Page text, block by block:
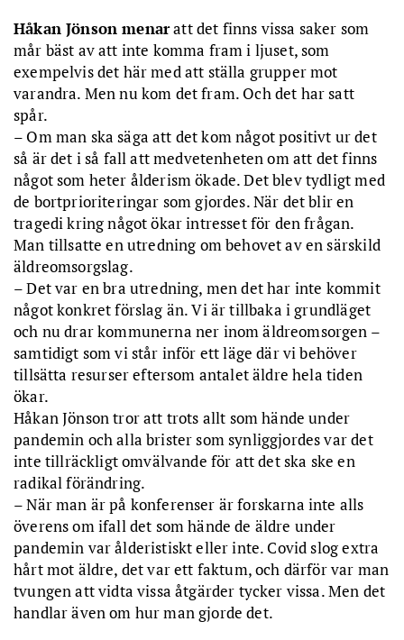
Håkan Jönson menaratt det finns vissa saker som
mår bäst av att inte komma fram i ljuset, som
exempelvis det här med att ställa grupper mot
varandra. Men nu kom det fram. Och det har satt
spår.
– Om man ska säga att det kom något positivt ur det
så är det i så fall att medvetenheten om att det finns
något som heter ålderism ökade. Det blev tydligt med
de bortprioriteringar som gjordes. När det blir en
tragedi kring något ökar intresset för den frågan.
Man tillsatte en utredning om behovet av en särskild
äldreomsorgslag.
– Det var en bra utredning, men det har inte kommit
något konkret förslag än. Vi är tillbaka i grundläget
och nu drar kommunerna ner inom äldreomsorgen –
samtidigt som vi står inför ett läge där vi behöver
tillsätta resurser eftersom antalet äldre hela tiden
ökar.
Håkan Jönson tror att trots allt som hände under
pandemin och alla brister som synliggjordes var det
inte tillräckligt omvälvande för att det ska ske en
radikal förändring.
– När man är på konferenser är forskarna inte alls
överens om ifall det som hände de äldre under
pandemin var ålderistiskt eller inte. Covid slog extra
hårt mot äldre, det var ett faktum, och därför var man
tvungen att vidta vissa åtgärder tycker vissa. Men det
handlar även om hur man gjorde det.